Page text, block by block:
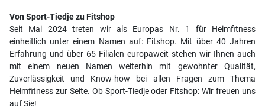
Von Sport-Tiedje zu Fitshop
Seit Mai 2024 treten wir als Europas Nr. 1 für Heimfitness
einheitlich unter einem Namen auf: Fitshop. Mit über 40 Jahren
Erfahrung und über 65 Filialen europaweit stehen wir Ihnen auch
mit einem neuen Namen weiterhin mit gewohnter Qualität,
Zuverlässigkeit und Know-how bei allen Fragen zum Thema
Heimfitness zur Seite. Ob Sport-Tiedje oder Fitshop: Wir freuen uns
auf Sie!